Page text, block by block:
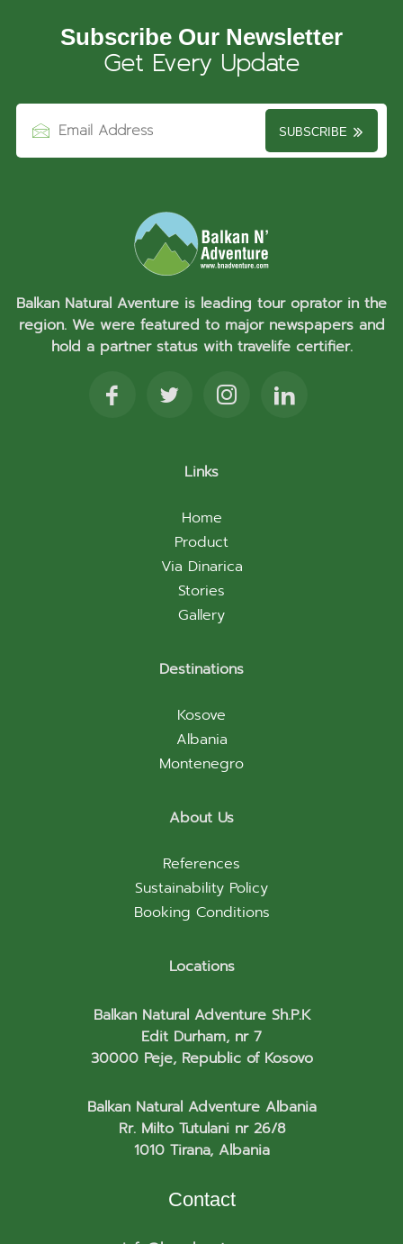
Subscribe Our Newsletter
Get Every Update
SUBSCRIBE
Balkan Natural Aventure is leading tour oprator in the
region. We were featured to major newspapers and
hold a partner status with travelife certifier.
Links
Home
Product
Via Dinarica
Stories
Gallery
Destinations
Kosove
Albania
Montenegro
About Us
References
Sustainability Policy
Booking Conditions
Locations
Balkan Natural Adventure Sh.P.K
Edit Durham, nr 7
30000 Peje, Republic of Kosovo
Balkan Natural Adventure Albania
Rr. Milto Tutulani nr 26/8
1010 Tirana, Albania
Contact